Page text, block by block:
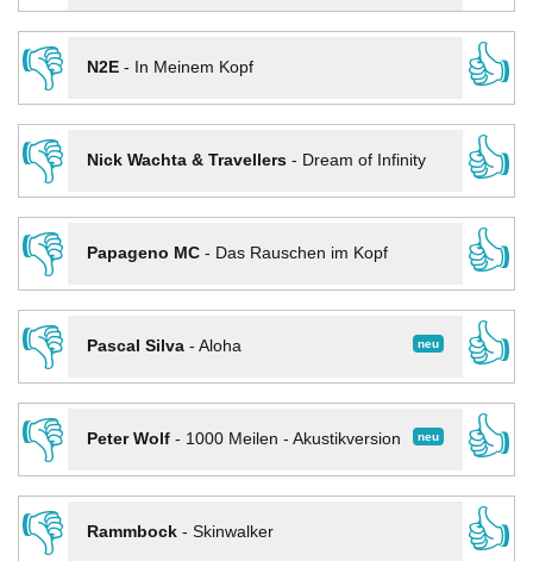
👎
N2E- In Meinem Kopf
👍
👎
Nick Wachta & Travellers- Dream of Infinity
👍
👎
Papageno MC- Das Rauschen im Kopf
👍
👎
neu
Pascal Silva- Aloha
👍
👎
neu
Peter Wolf- 1000 Meilen - Akustikversion
👍
👎
Rammbock- Skinwalker
👍